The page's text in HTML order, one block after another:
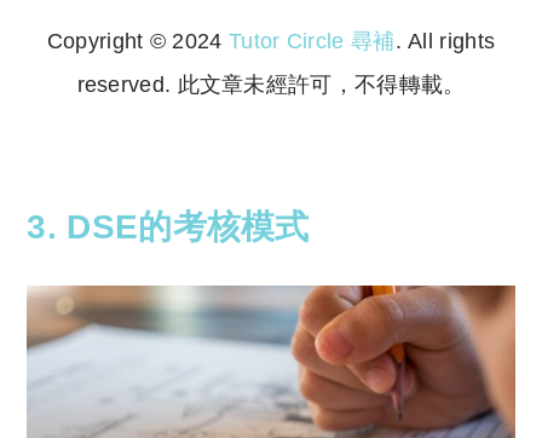
Copyright © 2024 Tutor Circle 尋補. All rights
reserved. 此文章未經許可，不得轉載。
3. DSE的考核模式